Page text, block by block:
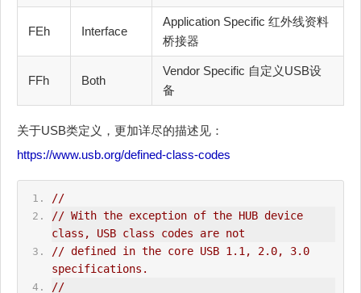
FEh Interface
Application Specific 红外线资料
桥接器
FFh Both
Vendor Specific 自定义USB设
备
关于USB类定义，更加详尽的描述见：
https://www.usb.org/defined-class-codes
//
// With the exception of the HUB device
class, USB class codes are not
// defined in the core USB 1.1, 2.0, 3.0
specifications.
//